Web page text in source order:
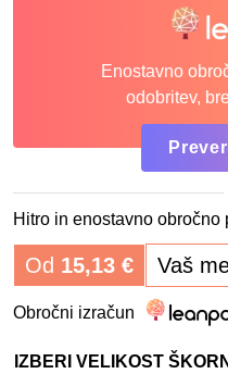
Enostavno
odobritev,
Hitro in enostavno obročno
Od 15,13 € Vaš
Obročni izračun
IZBERI VELIKOST